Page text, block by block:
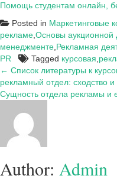
Помощь студентам онлайн,
Posted in Маркетинговые
рекламе Основы аукционной
менеджменте Рекламная
PR
Tagged курсовая
Навигация
по
записям
← Список литературы к
рекламный отдел: сходство и
Сущность отдела рекламы и
Author: Admin